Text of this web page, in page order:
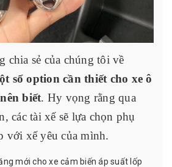
chia sẻ của chúng tôi về
số option cần thiết cho xe ô
biết. Hy vọng rằng qua
các tài xế sẽ lựa chọn phụ
với xế yêu của mình.
mới cho xe cảm biến áp suất lốp